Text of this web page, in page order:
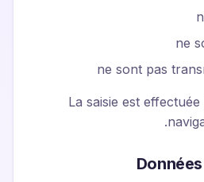
ne
ne sont pas
La saisie est